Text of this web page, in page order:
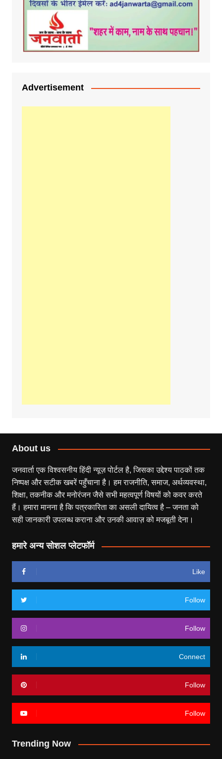
Advertisement
About us
जनवार्ता एक विश्वसनीय हिंदी न्यूज़ पोर्टल है, जिसका उद्देश्य पाठकों तक
निष्पक्ष और सटीक खबरें पहुँचाना है। हम राजनीति, समाज, अर्थव्यवस्था,
शिक्षा, तकनीक और मनोरंजन जैसे सभी महत्वपूर्ण विषयों को कवर करते
हैं। हमारा मानना है कि पत्रकारिता का असली दायित्व है – जनता को
सही जानकारी उपलब्ध कराना और उनकी आवाज़ को मजबूती देना।
हमारे अन्य सोशल प्लेटफॉर्म
Like
Follow
Follow
Connect
Follow
Follow
Trending Now